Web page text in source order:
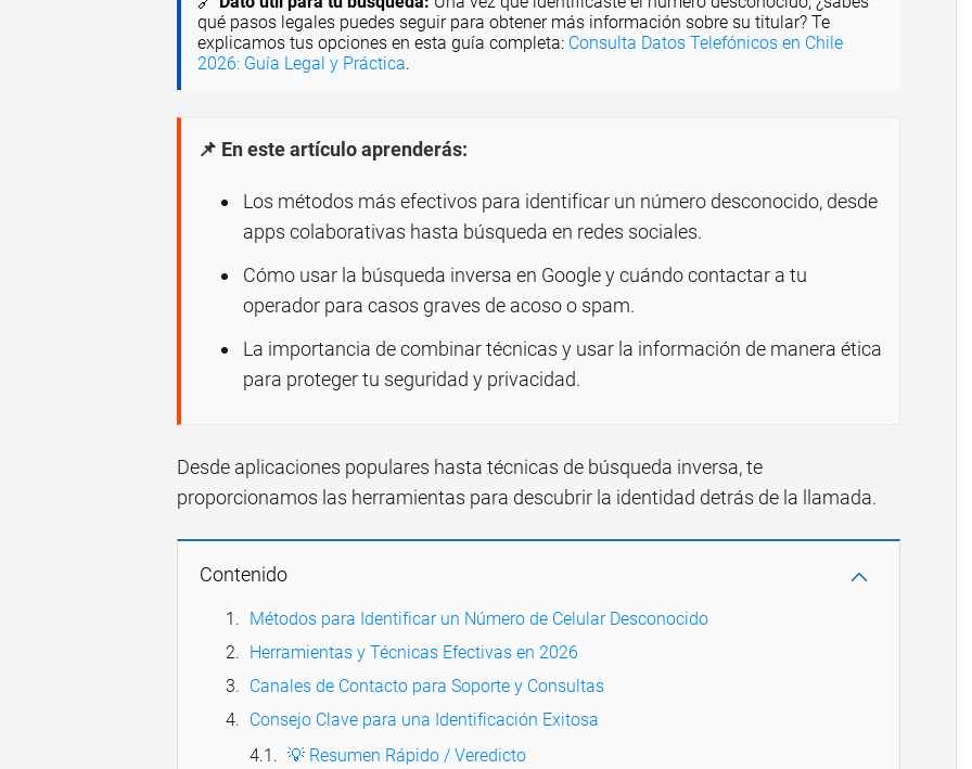
qué pasos legales puedes seguir para obtener más información sobre su titular? Te
explicamos tus opciones en esta guía completa: Consulta Datos Telefónicos en Chile
2026: Guía Legal y Práctica.
📌 En este artículo aprenderás:
Los métodos más efectivos para identificar un número desconocido, desde
apps colaborativas hasta búsqueda en redes sociales.
Cómo usar la búsqueda inversa en Google y cuándo contactar a tu
operador para casos graves de acoso o spam.
La importancia de combinar técnicas y usar la información de manera ética
para proteger tu seguridad y privacidad.
Desde aplicaciones populares hasta técnicas de búsqueda inversa, te
proporcionamos las herramientas para descubrir la identidad detrás de la llamada.
Contenido
Métodos para Identificar un Número de Celular Desconocido
Herramientas y Técnicas Efectivas en 2026
Canales de Contacto para Soporte y Consultas
Consejo Clave para una Identificación Exitosa
💡 Resumen Rápido / Veredicto